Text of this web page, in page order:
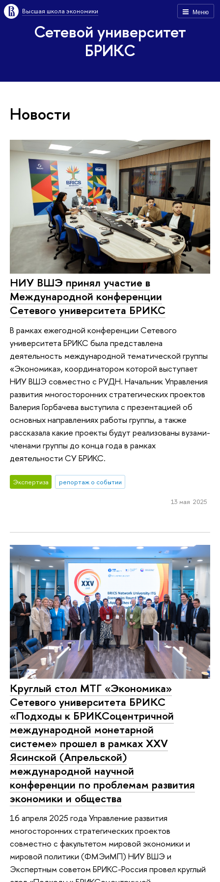
Меню
Высшая школа экономики
Сетевой университет
БРИКС
Новости
НИУ ВШЭ принял участие в
Международной конференции
Сетевого университета БРИКС
В рамках ежегодной конференции Сетевого
университета БРИКС была представлена
деятельность международной тематической группы
«Экономика», координатором которой выступает
НИУ ВШЭ совместно с РУДН. Начальник Управления
развития многосторонних стратегических проектов
Валерия Горбачева выступила с презентацией об
основных направлениях работы группы, а также
рассказала какие проекты будут реализованы вузами-
членами группы до конца года в рамках
деятельности СУ БРИКС.
Экспертиза репортаж о событии
13 мая 2025
Круглый стол МТГ «Экономика»
Сетевого университета БРИКС
«Подходы к БРИКСоцентричной
международной монетарной
системе» прошел в рамках XXV
Ясинской (Апрельской)
международной научной
конференции по проблемам развития
экономики и общества
16 апреля 2025 года Управление развития
многосторонних стратегических проектов
совместно с факультетом мировой экономики и
мировой политики (ФМЭиМП) НИУ ВШЭ и
Экспертным советом БРИКС-Россия провел круглый